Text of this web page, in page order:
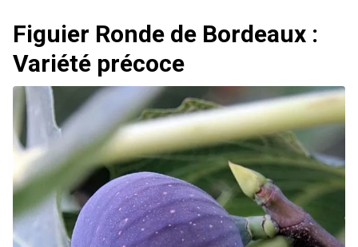
Figuier Ronde de Bordeaux :
Variété précoce